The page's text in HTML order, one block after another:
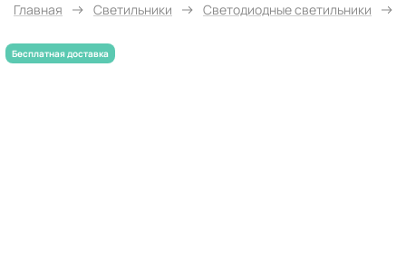
Главная Светильники Светодиодные светильники